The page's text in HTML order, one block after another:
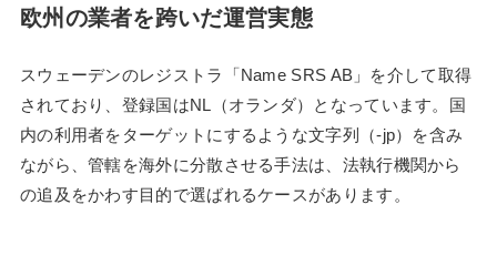
欧州の業者を跨いだ運営実態
スウェーデンのレジストラ「Name SRS AB」を介して取得
されており、登録国はNL（オランダ）となっています。国
内の利用者をターゲットにするような文字列（-jp）を含み
ながら、管轄を海外に分散させる手法は、法執行機関から
の追及をかわす目的で選ばれるケースがあります。